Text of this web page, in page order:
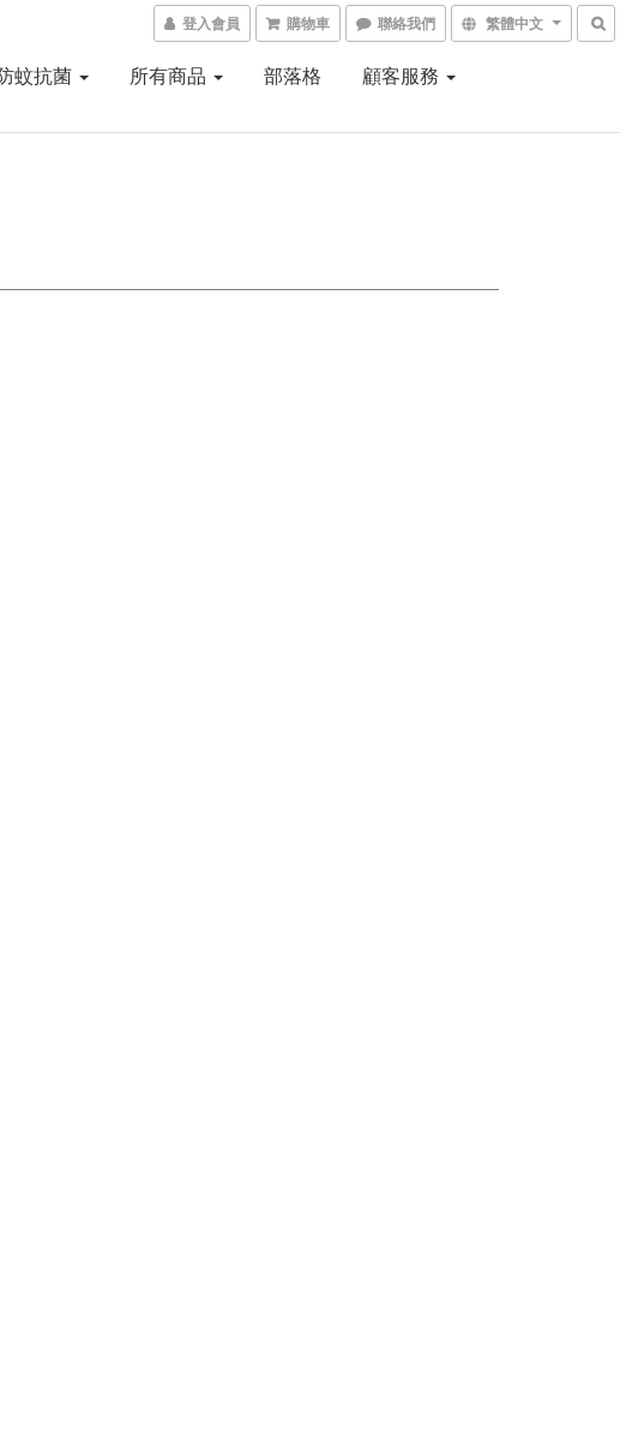
登入會員 購物車 聯絡我們 繁體中文
蚊抗菌 所有商品 部落格 顧客服務